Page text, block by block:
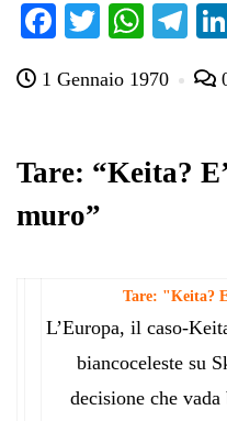
Fa
bo
T
tte
W
ts
pp
Te
gr
m
1 Gennaio 1970
Tare: “Keita?
muro”
Tare: "Keita?
L’Europa, il caso-
biancoceleste su
decisione che